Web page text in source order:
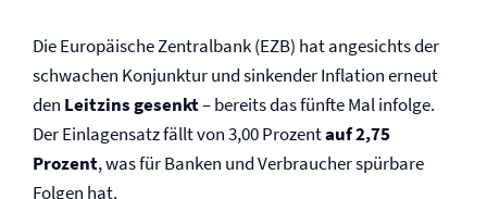
Die Europäische Zentralbank (EZB) hat angesichts der
schwachen Konjunktur und sinkender Inflation erneut
den Leitzins gesenkt– bereits das fünfte Mal infolge.
Der Einlagensatz fällt von 3,00 Prozentauf 2,75
Prozent, was für Banken und Verbraucher spürbare
Folgen hat.